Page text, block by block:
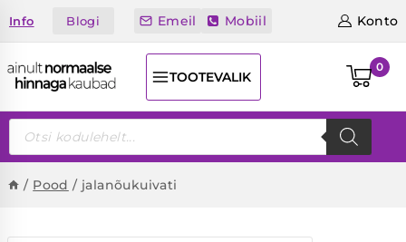
toInfo Blogi Emeil Mobiil Konto
TOOTEVALIK
0
Products
search
/ Pood / jalanõukuivati